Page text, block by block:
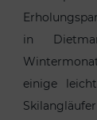
in
einige